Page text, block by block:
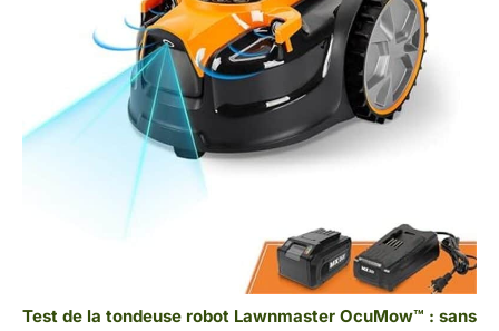
Test de la tondeuse robot Lawnmaster OcuMow™ : sans